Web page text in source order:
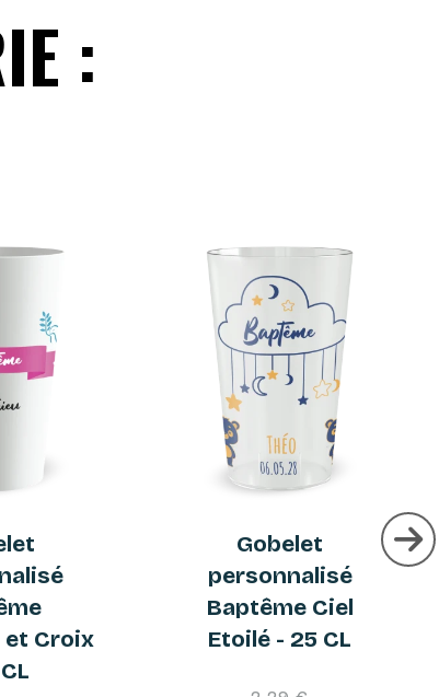
:
et Croix
Gobelet
personnalisé
Baptême Ciel
Etoilé - 25 CL